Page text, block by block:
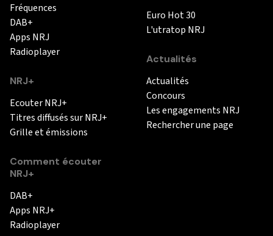
Fréquences
DAB+
Apps NRJ
Radioplayer
NRJ+
Ecouter NRJ+
Titres diffusés sur NRJ+
Grille et émissions
Comment écouter
NRJ+
DAB+
Apps NRJ+
Radioplayer
Euro Hot 30
L'utratop NRJ
Actualités
Actualités
Concours
Les engagements NRJ
Rechercher une page